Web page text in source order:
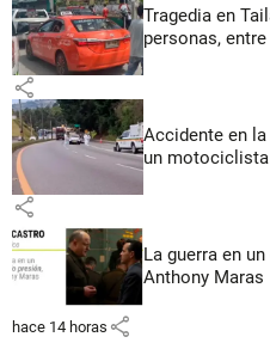
Tragedia en
personas,
share
Accidente en
un
share
La guerra en
Anthony Maras
hace 14 horas share